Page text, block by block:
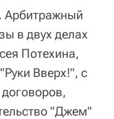
Арбитражный
в двух делах
Потехина,
Вверх!", с
"Джем"